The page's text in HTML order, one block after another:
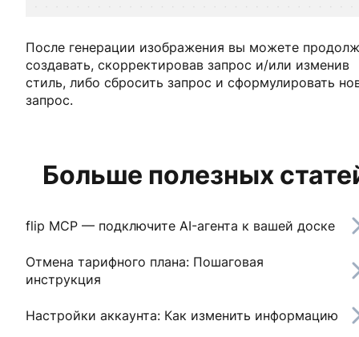
После генерации изображения вы можете
создавать, скорректировав запрос и/или изменив
стиль, либо сбросить запрос и сформулировать
запрос.
Больше полезных
flip MCP — подключите AI-агента к вашей доске
Отмена тарифного плана: Пошаговая
инструкция
Настройки аккаунта: Как изменить информацию